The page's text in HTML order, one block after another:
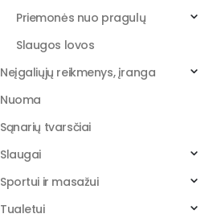
Priemonės nuo pragulų
Slaugos lovos
Neįgaliųjų reikmenys, įranga
Nuoma
Sąnarių tvarsčiai
Slaugai
Sportui ir masažui
Tualetui